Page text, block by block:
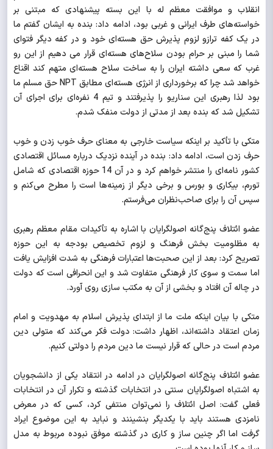
انقلاب و موافقت معظم له با این بسته پیشنهادی که مبتنی بر
خواسته‌های طرف ایرانی و غربی بود، ادامه داد: بنده به ایشان گفتم ما
در یک کفه ترازو لزوم پذیرش حق هسته‌ای خود و در کفه دیگر فتوای
شما را مبنی بر حرام بودن سلاح‌های هسته‌ای قرار می دهیم از این رو
غرب که سعی داشته ایران را به ساخت سلاح هسته‌ای متهم کند اقناع
خواهد شد چرا که برخورداری از انرژی هسته‌ای مطابق NPT حق مسلم ما
بود لذا رهبری این سناریو را پذیرفتند و تیم 4 نفره‌ای برای اجرای آن
تشکیل شد که بنده بعد از مدتی از دولت منفک شدم.
متکی با تأکید بر اینکه سیاست خارجی به معنای حرف خوب زدن و خوب
حرف زدن است، ادامه داد: بنده در آینده نزدیک درباره مسائل اقتصادی
کشور نامه‌ای را منتشر خواهم کرد و در آن 14 حوزه اقتصادی که شامل
تورم، بیکاری و بورس و برخی دیگر از زمینه‌ها است را مطرح می‌کنم و
سپس آن را برای صاحب‌نظران می‌فرستم.
عضو ائتلاف پنج‌گانه اصولگرایان با اشاره به تأکیدات مقام معظم رهبری
به مظلومیت بخش فرهنگ و لزوم تخصیص بودجه به این حوزه
تصریح کرد: بعد از این صحبت‌ها اعتبارات فرهنگی به شدت افزایش یافت
اما سمت و سوی کار فرهنگی متفاوت شد و این انحرافی است که دولت
در چاله آن افتاد و بخشی از آن به مکتب سازی روی آورد.
متکی با بیان اینکه ملت ما از ابتدای پذیرش اسلام به مهدویت و امام
زمان اعتقاد داشته‌اند، اظهار داشت: دولت فکر می‌کند که متولی دین
مردم است در حالی که قرار نیست ما دین مردم را دولتی کنیم.
عضو ائتلاف پنج‌گانه اصولگرایان در ادامه در انتقاد یکی از دانشجویان
به اشتباه اصولگرایان سنتی در انتخابات گذشته و تکرار آن در انتخابات
فعلی گفت: اصل ائتلاف را نمی‌‌توان منتفی کرد، کسی که در معرض
نامزدی هستند باید با یکدیگر بنشینند و نباید به این موضوع ایراد
گرفت اما اگر چنین ساز و کاری در گذشته موفق نبوده مربوط به مدل